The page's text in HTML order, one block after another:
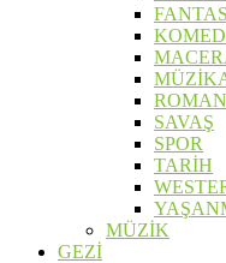
SAVAŞ
SPOR
TARİH
MÜZİK
GEZİ